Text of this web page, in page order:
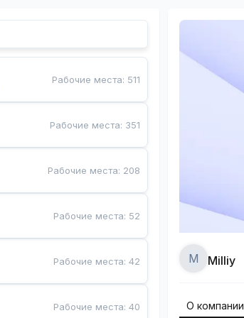
Рабочие места: 511
Рабочие места: 351
Рабочие места: 208
Рабочие места: 52
Рабочие места:42
Рабочие места:40
M Milliy
О компании